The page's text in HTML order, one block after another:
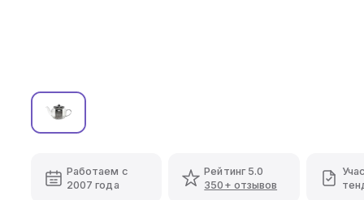
Работаем с
2007 года
Рейтинг 5.0
350+ отзывов